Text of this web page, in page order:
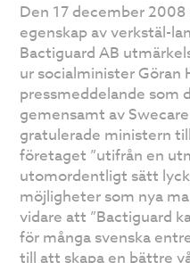
Den 17 december
egenskap av verkstäl-
Bactiguard AB
ur socialminister Göran
pressmeddelande som
gemensamt av
gratulerade ministern
företaget ”utifrån en
utomordentligt sätt
möjligheter som nya
vidare att ”Bactiguard
för många svenska
till att skapa en bättre